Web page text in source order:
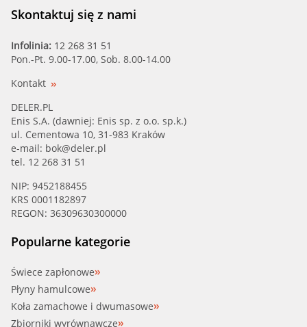
Skontaktuj się z nami
Infolinia: 12 268 31 51
Pon.-Pt. 9.00-17.00, Sob. 8.00-14.00
Kontakt
DELER.PL
Enis S.A. (dawniej: Enis sp. z o.o. sp.k.)
ul. Cementowa 10, 31-983 Kraków
e-mail: bok@deler.pl
tel. 12 268 31 51
NIP: 9452188455
KRS 0001182897
REGON: 36309630300000
Popularne kategorie
Świece zapłonowe
Płyny hamulcowe
Koła zamachowe i dwumasowe
Zbiorniki wyrównawcze